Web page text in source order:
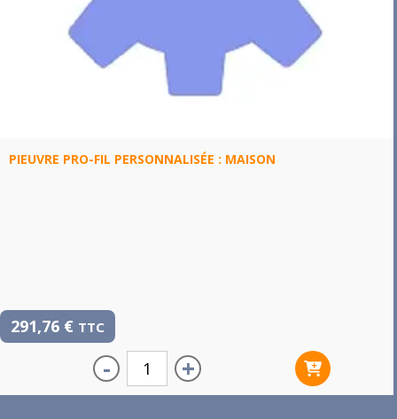
PIEUVRE PRO-FIL PERSONNALISÉE : MAISON
291,76 € TTC
- +